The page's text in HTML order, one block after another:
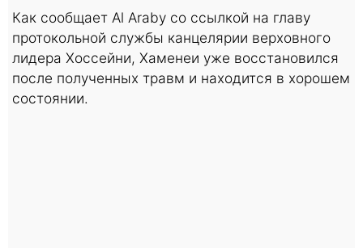
Как сообщает Al Araby со ссылкой на главу
протокольной службы канцелярии верховного
лидера Хоссейни, Хаменеи уже восстановился
после полученных травм и находится в хорошем
состоянии.